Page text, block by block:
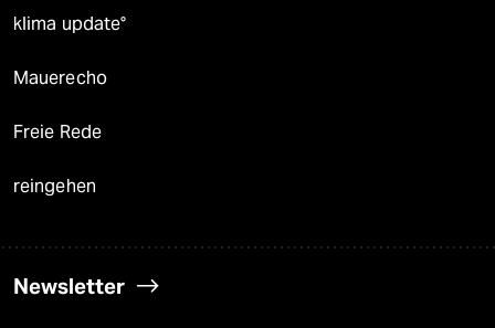
klima update°
Mauerecho
Freie Rede
reingehen
Newsletter